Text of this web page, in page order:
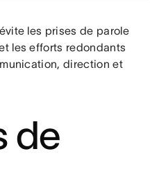
les prises de parole
les efforts redondants
direction et
de